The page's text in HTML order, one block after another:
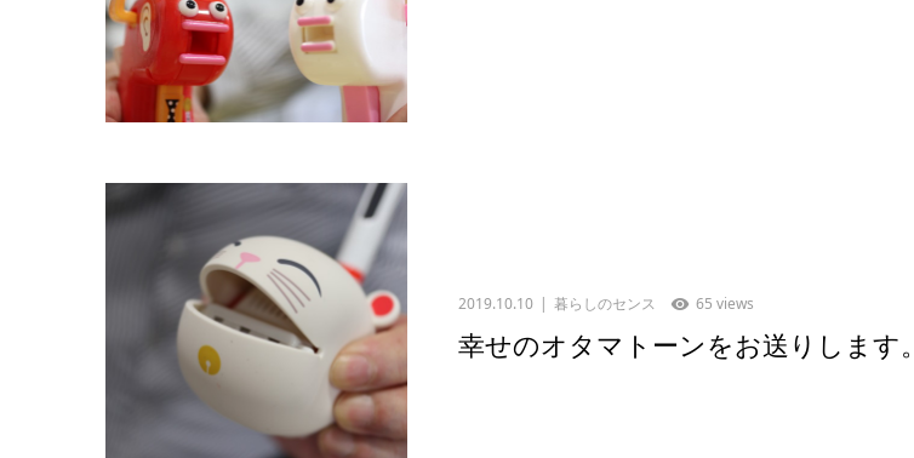
2019.10.10 暮らしのセンス 65 views
幸せのオタマトーンをお送りします。